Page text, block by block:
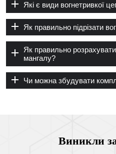
Які є види вогнетривкої
Як правильно підрізати
Як правильно
мангалу?
Чи можна збудувати
Виникли